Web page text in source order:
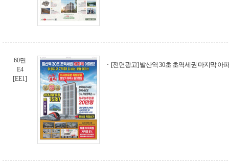
60면
E4
[EE1]
[전면광고] 발산역 30초 초역세권 마지막 아